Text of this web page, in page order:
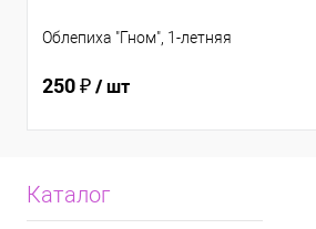
Облепиха "Гном", 1-летняя
250 ₽/ шт
Каталог